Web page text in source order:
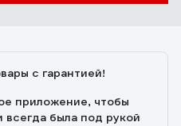
с гарантией!
приложение, чтобы
всегда была под рукой